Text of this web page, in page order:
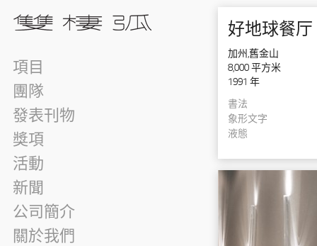
項目
團隊
發表刊物
獎項
活動
新聞
公司簡介
關於我們
好地球餐厅
加州,舊金山
8,000 平方米
1991 年
書法
象形文字
液態